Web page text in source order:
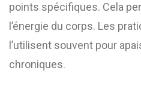
points spécifiques. Cela
l’énergie du corps. Les
l’utilisent souvent pour
chroniques.